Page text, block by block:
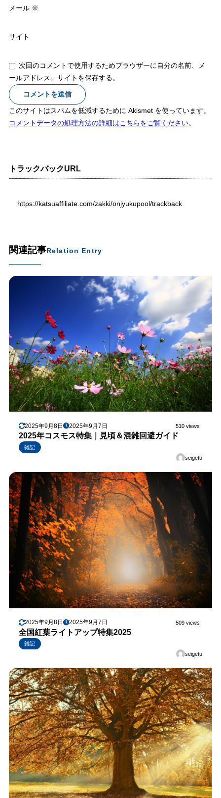
メール ※
サイト
次回のコメントで使用するためブラウザーに自分の名前、メ
ールアドレス、サイトを保存する。
このサイトはスパムを低減するために Akismet を使っています。
コメントデータの処理方法の詳細はこちらをご覧ください。
トラックバックURL
https://katsuaffiliate.com/zakki/onjyukupool/trackback
関連記事Relation Entry
2025年9月8日 2025年9月7日 510 views
2025年コスモス特集｜見頃＆混雑回避ガイド
雑記
seigetu
2025年9月8日 2025年9月7日 509 views
全国紅葉ライトアップ特集2025
雑記
seigetu